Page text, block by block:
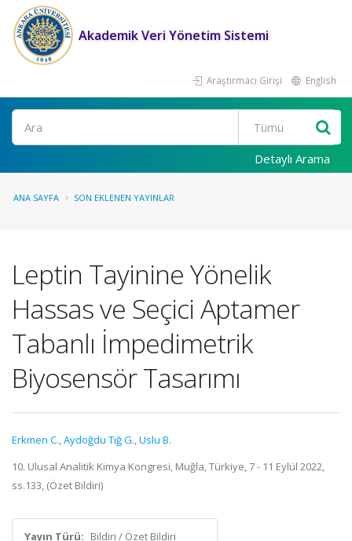
Akademik Veri Yönetim Sistemi
Araştırmacı Girişi English
Ara
Detaylı Arama
ANA SAYFA SON EKLENEN YAYINLAR
Leptin Tayinine Yönelik
Hassas ve Seçici Aptamer
Tabanlı İmpedimetrik
Biyosensör Tasarımı
Erkmen C.,Aydoğdu Tığ G.,Uslu B.
10. Ulusal Analitik Kimya Kongresi, Muğla, Türkiye, 7 - 11 Eylül 2022,
ss.133, (Özet Bildiri)
Yayın Türü: Bildiri / Özet Bildiri